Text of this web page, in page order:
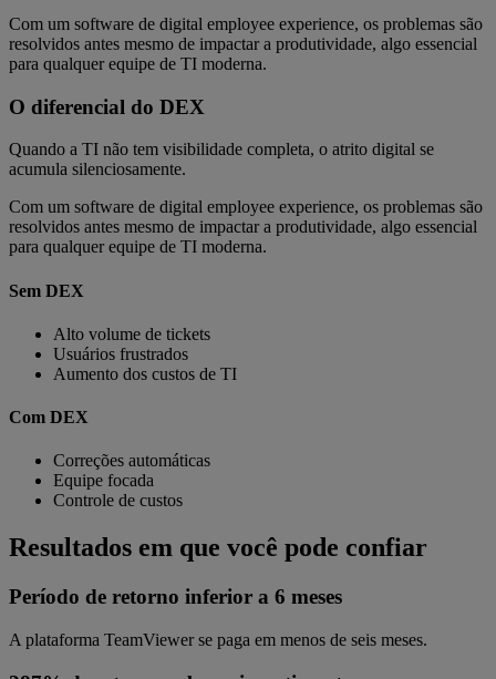
Com um software de digital employee experience, os problemas são
resolvidos antes mesmo de impactar a produtividade, algo essencial
para qualquer equipe de TI moderna.
O diferencial do DEX
Quando a TI não tem visibilidade completa, o atrito digital se
acumula silenciosamente.
Com um software de digital employee experience, os problemas são
resolvidos antes mesmo de impactar a produtividade, algo essencial
para qualquer equipe de TI moderna.
Sem DEX
Alto volume de tickets
Usuários frustrados
Aumento dos custos de TI
Com DEX
Correções automáticas
Equipe focada
Controle de custos
Resultados em que você pode confiar
Período de retorno inferior a 6 meses
A plataforma TeamViewer se paga em menos de seis meses.